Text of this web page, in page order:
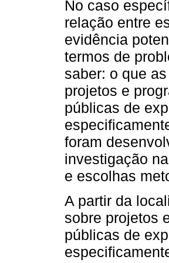
No caso
relação entre
evidência
termos de
saber: o que
projetos e
públicas de
foram
investigação
e escolhas
A partir da
sobre projetos
públicas de